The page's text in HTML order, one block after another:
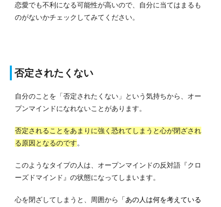
恋愛でも不利になる可能性が高いので、自分に当てはまるも
のがないかチェックしてみてください。
否定されたくない
自分のことを「否定されたくない」という気持ちから、オー
プンマインドになれないことがあります。
否定されることをあまりに強く恐れてしまうと心が閉ざされ
る原因となるのです。
このようなタイプの人は、オープンマインドの反対語『クロ
ーズドマインド』の状態になってしまいます。
心を閉ざしてしまうと、周囲から
「あの人は何を考えている